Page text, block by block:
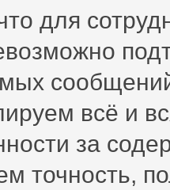
для
всё и
за
точность,